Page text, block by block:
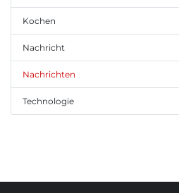
Kochen
Nachricht
Nachrichten
Technologie